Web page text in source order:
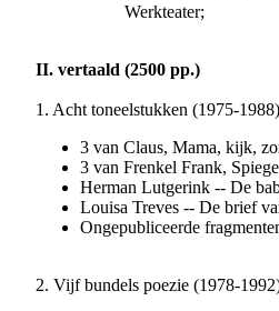
Werkteater;
II. vertaald (2500 pp.)
1. Acht toneelstukken (1975-
3 van Claus, Mama, kijk,
3 van Frenkel Frank,
Herman Lutgerink -- De
Louisa Treves -- De brief
Ongepubliceerde
2. Vijf bundels poezie (1978-